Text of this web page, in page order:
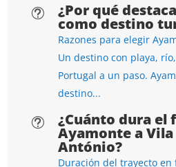
t ¿Por qué
como destino
Razones para elegir
Un destino con playa,
Portugal a un paso.
destino...
t ¿Cuánto dura el
Ayamonte a Vila
António?
Duración del trayecto en